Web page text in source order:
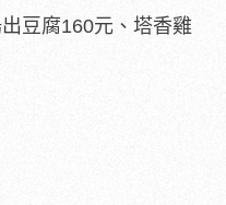
豆腐160元、塔香雞